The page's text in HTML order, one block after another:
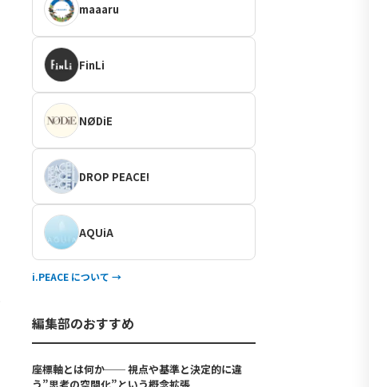
maaaru
FinLi
NØDiE
DROP PEACE!
AQUiA
i.PEACE について →
編集部のおすすめ
座標軸とは何か── 視点や基準と決定的に違